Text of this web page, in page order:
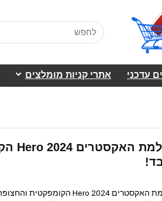
עדכני אתרי קניות מומלצים